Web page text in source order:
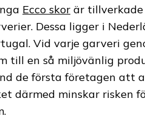
Ecco skor är
Dessa ligger i
Vid varje garveri
till en så miljövänlig
de första företagen att
därmed minskar risken